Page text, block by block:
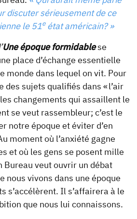
discuter sérieusement de ce
le 51eétat américain? »
Une époque formidablese
place d’échange essentielle
monde dans lequel on vit. Pour
des sujets qualifiés dans « l’air
changements qui assaillent le
se veut rassembleur; c’est le
notre époque et éviter d’en
moment où l’anxiété gagne
et où les gens se posent mille
Bureau veut ouvrir un débat
nous vivons dans une époque
s’accélèrent. Il s’affairera à le
que nous lui connaissons.